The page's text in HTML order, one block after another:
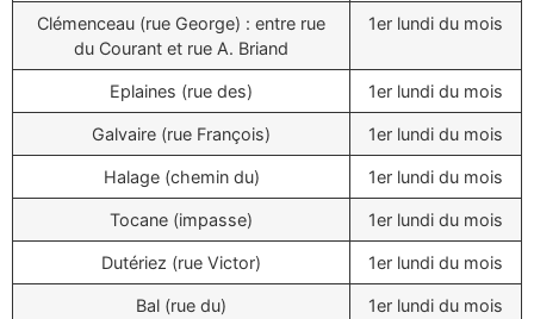
Clémenceau (rue George) : entre rue
du Courant et rue A. Briand
1er lundi du mois
Eplaines (rue des) 1er lundi du mois
Galvaire (rue François) 1er lundi du mois
Halage (chemin du) 1er lundi du mois
Tocane (impasse) 1er lundi du mois
Dutériez (rue Victor) 1er lundi du mois
Bal (rue du) 1er lundi du mois